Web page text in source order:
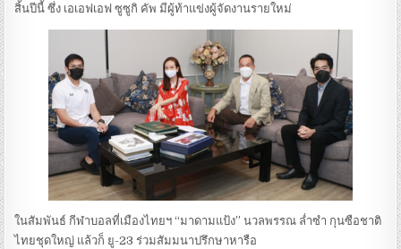
สิ้นปีนี้ ซึ่ง เอเอฟเอฟ ซูซูกิ คัพ มีผู้ท้าแข่งผู้จัดงานรายใหม่
ในสัมพันธ์ กีฬาบอลที่เมืองไทยฯ “มาดามแป้ง” นวลพรรณ ล่ำซำ กุนซือชาติ
ไทยชุดใหญ่ แล้วก็ ยู-23 ร่วมสัมมนาปรึกษาหารือ